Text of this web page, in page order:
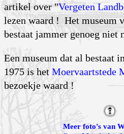
artikel over "Vergeten
lezen waard ! Het museum
bestaat jammer genoeg niet
Een museum dat al bestaat
1975 is het Moervaartstede
bezoekje waard !
Meer foto's van